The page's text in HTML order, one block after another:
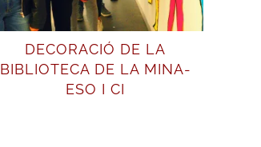
DECORACIÓ DE LA
BIBLIOTECA DE LA MINA-
ESO I CI